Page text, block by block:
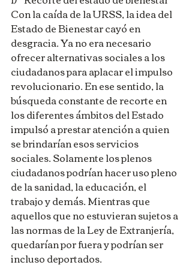
Con la caída de la URSS, la idea del
Estado de Bienestar cayó en
desgracia. Ya no era necesario
ofrecer alternativas sociales a los
ciudadanos para aplacar el impulso
revolucionario. En ese sentido, la
búsqueda constante de recorte en
los diferentes ámbitos del Estado
impulsó a prestar atención a quien
se brindarían esos servicios
sociales. Solamente los plenos
ciudadanos podrían hacer uso pleno
de la sanidad, la educación, el
trabajo y demás. Mientras que
aquellos que no estuvieran sujetos a
las normas de la Ley de Extranjería,
quedarían por fuera y podrían ser
incluso deportados.